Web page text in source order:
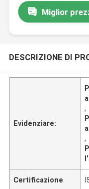
Miglior
DESCRIZIONE DI
Evidenziare:
,
,
Certificazione